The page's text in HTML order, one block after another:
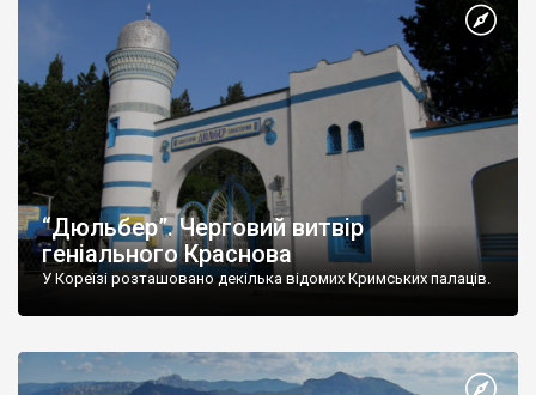
“Дюльбер”. Черговий витвір
геніального Краснова
У Кореїзі розташовано декілька відомих Кримських палаців.